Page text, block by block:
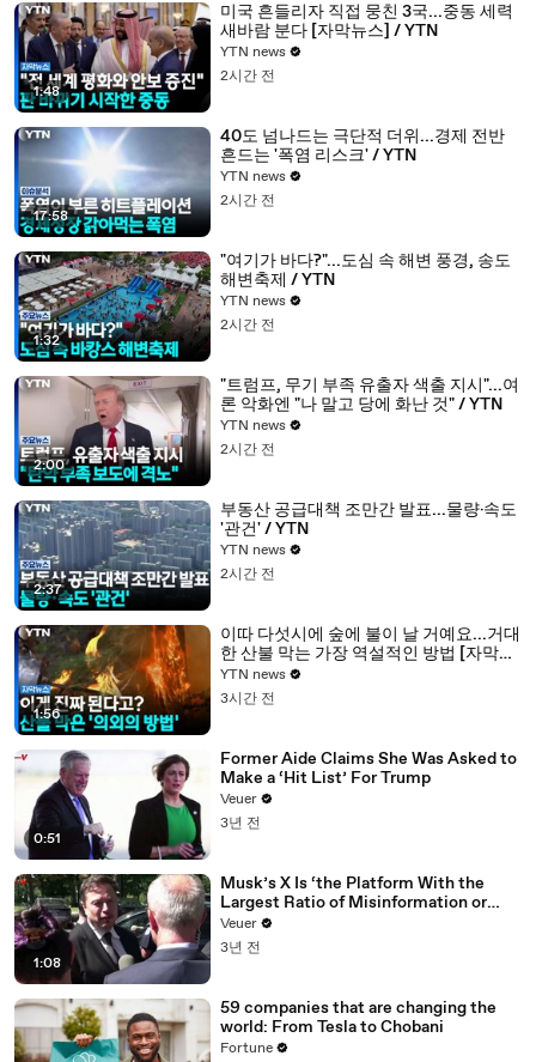
1:48
미국 흔들리자 직접 뭉친 3국...중동 세력
새바람 분다 [자막뉴스] / YTN
YTN news
2시간 전
17:58
40도 넘나드는 극단적 더위...경제 전반
흔드는 '폭염 리스크' / YTN
YTN news
2시간 전
1:32
"여기가 바다?"...도심 속 해변 풍경, 송도
해변축제 / YTN
YTN news
2시간 전
2:00
"트럼프, 무기 부족 유출자 색출 지시"...여
론 악화엔 "나 말고 당에 화난 것" / YTN
YTN news
2시간 전
2:37
부동산 공급대책 조만간 발표...물량·속도
'관건' / YTN
YTN news
2시간 전
1:56
이따 다섯시에 숲에 불이 날 거예요...거대
한 산불 막는 가장 역설적인 방법 [자막뉴
스] / YTN
YTN news
3시간 전
0:51
Former Aide Claims She Was Asked to
Make a ‘Hit List’ For Trump
Veuer
3년 전
1:08
Musk’s X Is ‘the Platform With the
Largest Ratio of Misinformation or
Disinformation’ Amongst All Social
Media Platforms
Veuer
3년 전
59 companies that are changing the
world: From Tesla to Chobani
Fortune